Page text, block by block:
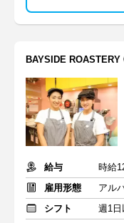
BAYSIDE
給与
時給
雇用形態
アル
シフト
週1日